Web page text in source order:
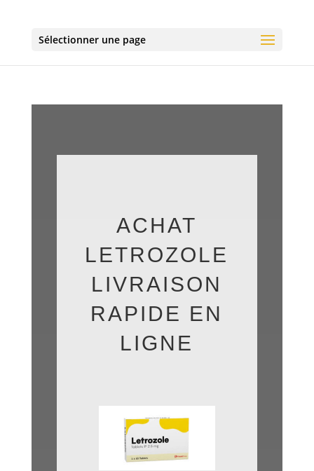
Sélectionner une page
ACHAT
LETROZOLE
LIVRAISON
RAPIDE EN
LIGNE